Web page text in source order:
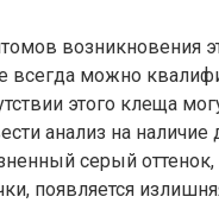
возникновения
всегда можно
этого клеща
анализ на
серый оттенок,
появляется